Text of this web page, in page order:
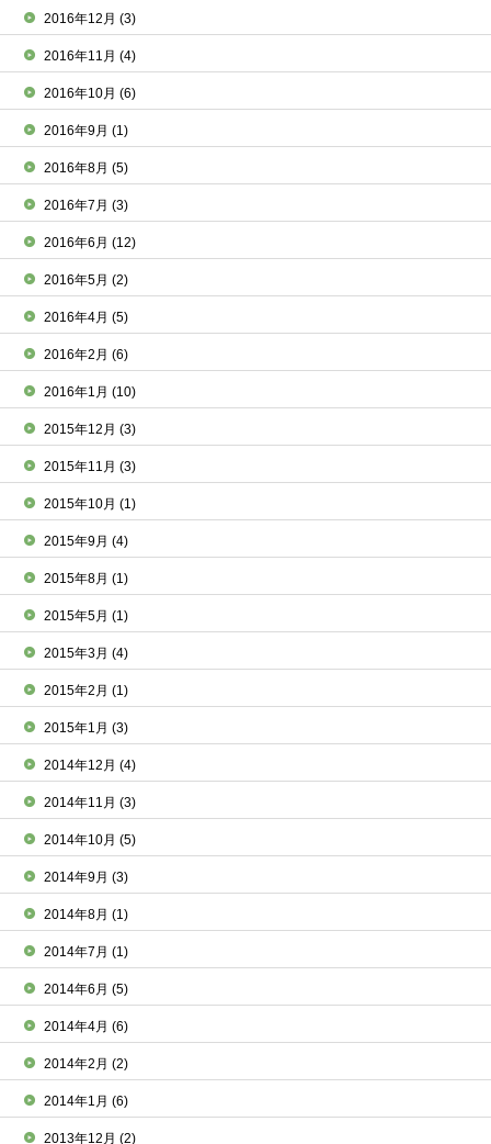
2016年12月(3)
2016年11月(4)
2016年10月(6)
2016年9月(1)
2016年8月(5)
2016年7月(3)
2016年6月(12)
2016年5月(2)
2016年4月(5)
2016年2月(6)
2016年1月(10)
2015年12月(3)
2015年11月(3)
2015年10月(1)
2015年9月(4)
2015年8月(1)
2015年5月(1)
2015年3月(4)
2015年2月(1)
2015年1月(3)
2014年12月(4)
2014年11月(3)
2014年10月(5)
2014年9月(3)
2014年8月(1)
2014年7月(1)
2014年6月(5)
2014年4月(6)
2014年2月(2)
2014年1月(6)
2013年12月(2)